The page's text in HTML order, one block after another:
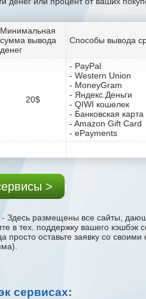
Минимальная
сумма вывода
денег
Способы вывода
20$
- PayPal
- Western Union
- MoneyGram
- Яндекс.Деньги
- QIWI кошелек
- Банковская
- Amazon Gift Card
- ePayments
>
- Здесь размещены все сайты,
в тех. поддержку вашего
просто оставьте заявку со
сервисах: